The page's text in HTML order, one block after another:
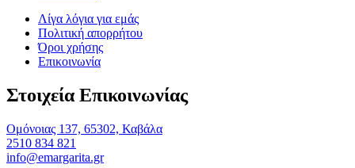
Λίγα λόγια για εμάς
Πολιτική απορρήτου
Όροι χρήσης
Επικοινωνία
Στοιχεία Επικοινωνίας
Ομόνοιας 137, 65302, Καβάλα
2510 834 821
info@emargarita.gr